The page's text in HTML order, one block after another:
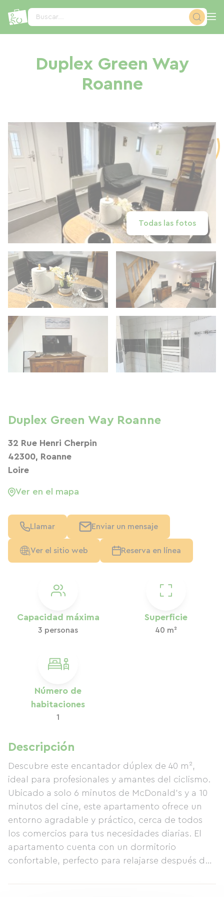
Buscar...
Duplex Green Way
Roanne
Todas las fotos
Capacidad máxima
3 personas
Superficie
40 m²
Número de
habitaciones
1
Descripción
Descubre este encantador dúplex de 40 m²,
ideal para profesionales y amantes del ciclismo.
Ubicado a solo 6 minutos de McDonald's y a 10
minutos del cine, este apartamento ofrece un
entorno agradable y práctico, cerca de todos
los comercios para tus necesidades diarias. El
apartamento cuenta con un dormitorio
confortable, perfecto para relajarse después de
Duplex Green Way Roanne
32 Rue Henri Cherpin
42300, Roanne
Loire
Ver en el mapa
Llamar Enviar un mensaje
Ver el sitio web Reserva en línea
Panel de gestión de cookies